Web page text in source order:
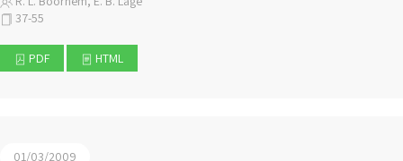
37-55
PDF HTML
01/03/2009